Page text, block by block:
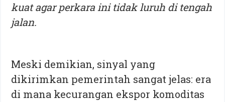
kuat agar perkara ini tidak luruh di tengah
jalan.
Meski demikian, sinyal yang
dikirimkan pemerintah sangat jelas: era
di mana kecurangan ekspor komoditas